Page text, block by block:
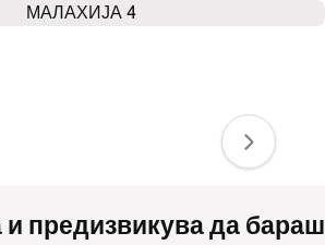
МАЛАХИЈА 4
и предизвикува да бараш